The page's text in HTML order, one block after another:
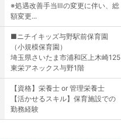
※処遇改善手当Ⅲの変更に伴い、総
額変更...
■ニチイキッズ与野駅前保育園
（小規模保育園）
埼玉県さいたま市浦和区上木崎125
東栄アネックス与野1階
【資格】栄養士 or 管理栄養士
【活かせるスキル】保育施設での
勤務経験